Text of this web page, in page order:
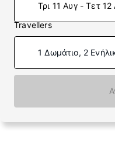
Τρι 11 Αυγ - Τετ 12
Travellers
1 Δωμάτιο, 2